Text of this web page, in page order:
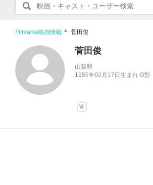
Filmarks映画情報 菅田俊
菅田俊
山梨県
1955年02月17日生まれ O型